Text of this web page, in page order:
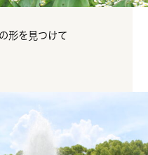
形を見つけて